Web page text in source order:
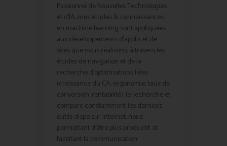
Passionné de Nouvelles Technologies
et d'IA, mes études & connaissances
en machine learning sont appliquées
aux développements d'applis et de
sites que nous réalisons, à travers les
études de navigation et de la
recherche d'optimisations liées
(croissance du CA, ergonomie, taux de
conversion, rentabilité). Je recherche et
compare constamment les derniers
outils dispo sur internet, nous
permettant d'être plus productif, et
facilitant la communication.